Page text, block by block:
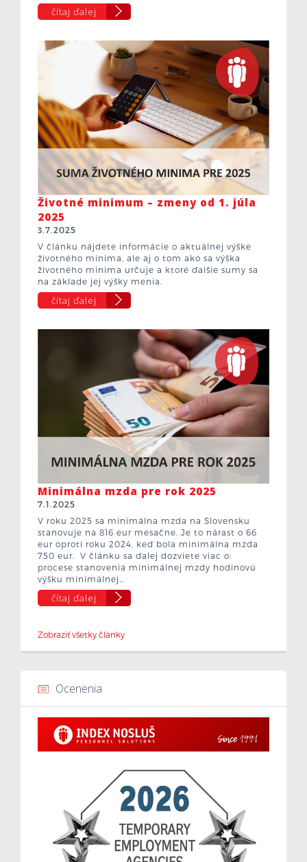
čítaj ďalej
Životné minimum – zmeny od 1. júla
2025
3.7.2025
V článku nájdete informácie o aktuálnej výške
životného minima, ale aj o tom ako sa výška
životného minima určuje a ktoré ďalšie sumy sa
na základe jej výšky menia.
čítaj ďalej
Minimálna mzda pre rok 2025
7.1.2025
V roku 2025 sa minimálna mzda na Slovensku
stanovuje na 816 eur mesačne. Je to nárast o 66
eur oproti roku 2024, keď bola minimálna mzda
750 eur. V článku sa ďalej dozviete viac o:
procese stanovenia minimálnej mzdy hodinovú
výšku minimálnej…
čítaj ďalej
Zobraziť všetky články
Ocenenia